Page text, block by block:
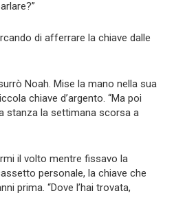
di afferrare la chiave dalle
Noah. Mise la mano nella sua
chiave d’argento. “Ma poi
stanza la settimana scorsa a
il volto mentre fissavo la
personale, la chiave che
prima. “Dove l’hai trovata,